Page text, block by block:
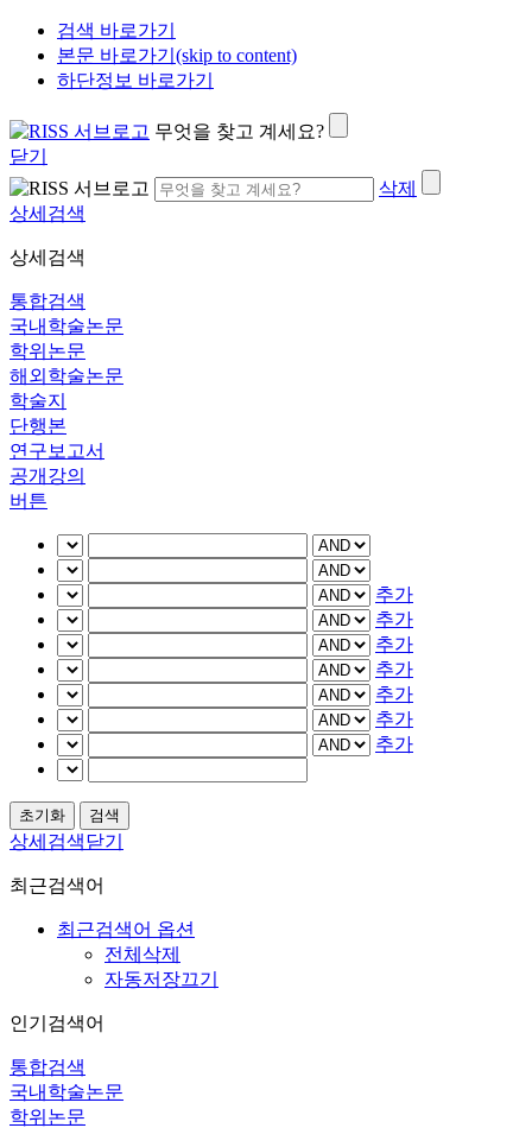
검색 바로가기
본문 바로가기(skip to content)
하단정보 바로가기
무엇을 찾고 계세요?
닫기
삭제
상세검색
상세검색
통합검색
국내학술논문
학위논문
해외학술논문
학술지
단행본
연구보고서
공개강의
버튼
추가
추가
추가
추가
추가
추가
추가
상세검색닫기
최근검색어
최근검색어 옵션
전체삭제
자동저장끄기
인기검색어
통합검색
국내학술논문
학위논문